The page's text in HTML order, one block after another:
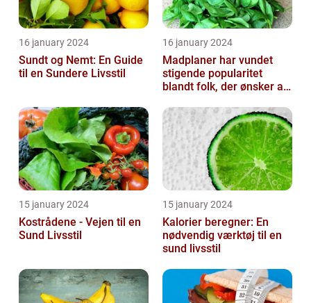
16 january 2024
Sundt og Nemt: En Guide
til en Sundere Livsstil
16 january 2024
Madplaner har vundet
stigende popularitet
blandt folk, der ønsker at
deres...
15 january 2024
Kostrådene - Vejen til en
Sund Livsstil
15 january 2024
Kalorier beregner: En
nødvendig værktøj til en
sund livsstil